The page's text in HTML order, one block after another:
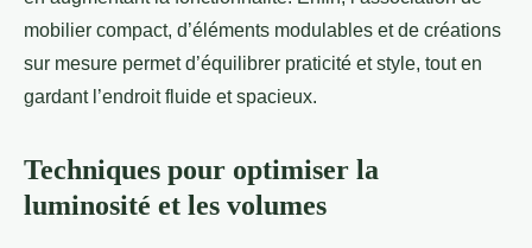
mobilier compact, d’éléments modulables et de créations
sur mesure permet d’équilibrer praticité et style, tout en
gardant l’endroit fluide et spacieux.
Techniques pour optimiser la
luminosité et les volumes